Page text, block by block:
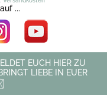
...
EUCH HIER ZU
LIEBE IN EUER